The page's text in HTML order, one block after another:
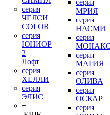
серия
ЧЕЛСИ
COLOR
серия
ЮНИОР
2
Лофт
серия
ХЕЛЛИ
серия
ЭЛИС
+
серия
МРИЯ
серия
НАОМИ
серия
серия
МАРИЯ
серия
ОЛИВА
серия
ОСКАР
серия